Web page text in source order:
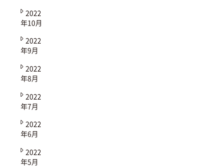
2022
年10月
2022
年9月
2022
年8月
2022
年7月
2022
年6月
2022
年5月